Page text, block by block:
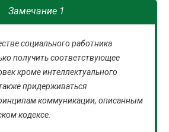
Замечание 1
социального работника
получить соответствующее
кроме интеллектуального
придерживаться
коммуникации, описанным
кодексе.